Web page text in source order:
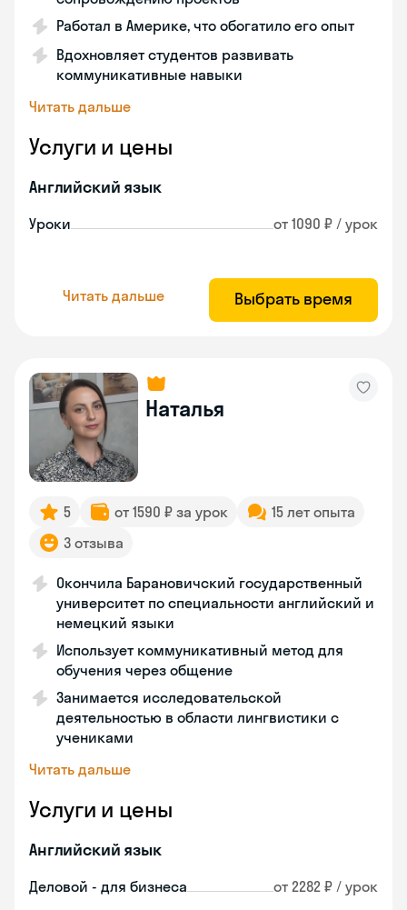
Работал в Америке, что обогатило его опыт
Вдохновляет студентов развивать
коммуникативные навыки
Читать дальше
Услуги и цены
Английский язык
Уроки от 1090 ₽ / урок
Читать дальше Выбрать время
Наталья
5 от 1590 ₽ за урок
15 лет опыта
3 отзыва
Окончила Барановичский государственный
университет по специальности английский и
немецкий языки
Использует коммуникативный метод для
обучения через общение
Занимается исследовательской
деятельностью в области лингвистики с
учениками
Читать дальше
Услуги и цены
Английский язык
Деловой - для бизнеса от 2282 ₽ / урок